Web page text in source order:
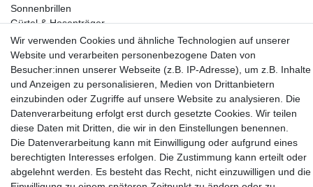
Sonnenbrillen
Gürtel & Hosenträger
Geldbörsen
Vorkasse, Abholung
Partner
Wir verwenden Cookies und ähnliche Technologien auf unserer
Website und verarbeiten personenbezogene Daten von
Besucher:innen unserer Webseite (z.B. IP-Adresse), um z.B. Inhalte
und Anzeigen zu personalisieren, Medien von Drittanbietern
einzubinden oder Zugriffe auf unsere Website zu analysieren. Die
Datenverarbeitung erfolgt erst durch gesetzte Cookies. Wir teilen
diese Daten mit Dritten, die wir in den Einstellungen benennen.
Die Datenverarbeitung kann mit Einwilligung oder aufgrund eines
berechtigten Interesses erfolgen. Die Zustimmung kann erteilt oder
abgelehnt werden. Es besteht das Recht, nicht einzuwilligen und die